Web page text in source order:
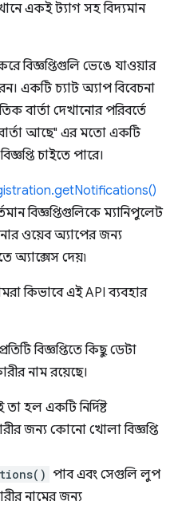
একই ট্যাগ সহ বিদ্যমান
বিজ্ঞপ্তিগুলি ভেঙে যাওয়ার
একটি চ্যাট অ্যাপ বিবেচনা
বার্তা দেখানোর পরিবর্তে
আছে" এর মতো একটি
চাইতে পারে।
বিজ্ঞপ্তিগুলিকে ম্যানিপুলেট
ওয়েব অ্যাপের জন্য
অ্যাক্সেস দেয়৷
কিভাবে এই API ব্যবহার
বিজ্ঞপ্তিতে কিছু ডেটা
নাম রয়েছে।
হল একটি নির্দিষ্ট
জন্য কোনো খোলা বিজ্ঞপ্তি
পাব এবং সেগুলি লুপ
নামের জন্য